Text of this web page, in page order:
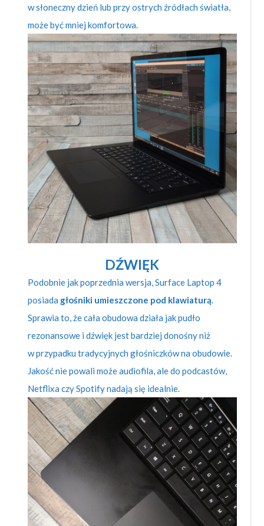
w słoneczny dzień lub przy ostrych źródłach światła,
może być mniej komfortowa.
DŹWIĘK
Podobnie jak poprzednia wersja, Surface Laptop 4
posiada głośniki umieszczone pod klawiaturą.
Sprawia to, że cała obudowa działa jak pudło
rezonansowe i dźwięk jest bardziej donośny niż
w przypadku tradycyjnych głośniczków na obudowie.
Jakość nie powali może audiofila, ale do podcastów,
Netflixa czy Spotify nadają się idealnie.